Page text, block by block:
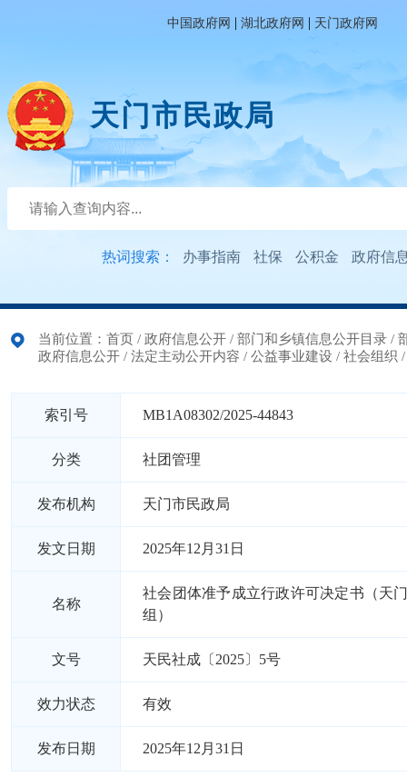
中国政府网 | 湖北政府网 | 天门政府网
天门市民政局
热词搜索： 办事指南 社保 公积金 政府信
当前位置： 首页 / 政府信息公开 / 部门和乡镇信息公开目录 /
政府信息公开 / 法定主动公开内容 / 公益事业建设 / 社会组织
索引号 MB1A08302/2025-44843
分类 社团管理
发布机构 天门市民政局
发文日期 2025年12月31日
名称
社会团体准予成立行政许可决定书（天
组）
文号 天民社成〔2025〕5号
效力状态 有效
发布日期 2025年12月31日